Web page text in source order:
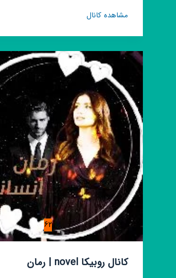
مشاهده کانالکانال
دلــ♡ـنوشتــه
هــای
بـــارانی
62
کانال روبیکا novel | رمان